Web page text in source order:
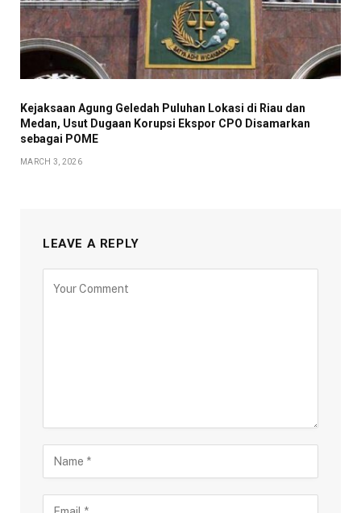
Kejaksaan Agung Geledah Puluhan Lokasi di Riau dan
Medan, Usut Dugaan Korupsi Ekspor CPO Disamarkan
sebagai POME
MARCH 3, 2026
LEAVE A REPLY